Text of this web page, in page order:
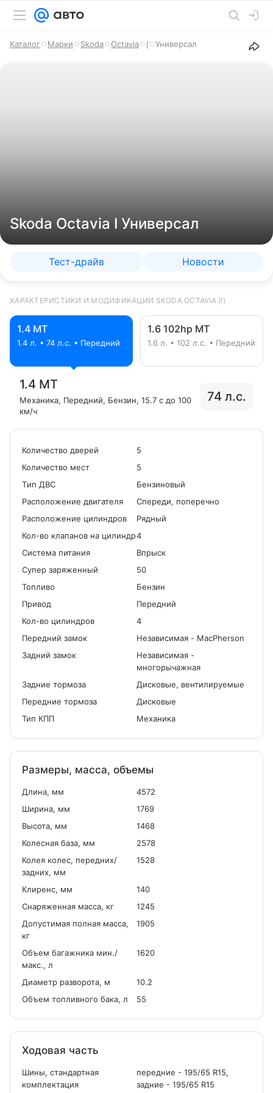
Каталог Марки Skoda Octavia I Универсал
Skoda Octavia I Универсал
Тест-драйв Новости
ХАРАКТЕРИСТИКИ И МОДИФИКАЦИИ SKODA OCTAVIA (I)
1.4 MT
1.4 л. • 74 л.с. • Передний
1.6 102hp MT
1.6 л. • 102 л.с. • Передний
1.4 MT
Механика, Передний, Бензин, 15.7 с до 100
км/ч
74 л.с.
Количество дверей
5
Количество мест
5
Tип ДВС
Бензиновый
Расположение двигателя
Спереди, поперечно
Расположение цилиндров
Рядный
Кол-во клапанов на цилиндр4
Система питания
Впрыск
Cупер заряженный
50
Топливо
Бензин
Привод
Передний
Кол-во цилиндров
4
Передний замок
Независимая - MacPherson
Задний замок
Независимая -
многорычажная
Задние тормоза
Дисковые, вентилируемые
Передние тормоза
Дисковые
Тип КПП
Механика
Размеры, масса, объемы
Длина, мм
4572
Ширина, мм
1769
Высота, мм
1468
Колесная база, мм
2578
Колея колес, передних/
задних, мм
1528
Клиренс, мм
140
Снаряженная масса, кг
1245
Допустимая полная масса,
кг
1905
Объем багажника мин./
макс., л
1620
Диаметр разворота, м
10.2
Объем топливного бака, л
55
Ходовая часть
Шины, стандартная
комплектация
передние - 195/65 R15,
задние - 195/65 R15